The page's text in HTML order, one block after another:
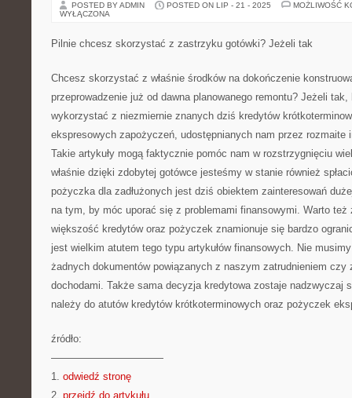
POSTED BY ADMIN POSTED ON LIP - 21 - 2025
MOŻLIWOŚĆ
WYŁĄCZONA
Pilnie chcesz skorzystać z zastrzyku gotówki? Jeżeli tak
Chcesz skorzystać z właśnie środków na dokończenie
przeprowadzenie już od dawna planowanego remontu? Jeżeli tak,
wykorzystać z niezmiernie znanych dziś kredytów
ekspresowych zapożyczeń, udostępnianych nam przez rozmaite
Takie artykuły mogą faktycznie pomóc nam w rozstrzygnięciu
właśnie dzięki zdobytej gotówce jesteśmy w stanie również
pożyczka dla zadłużonych jest dziś obiektem zainteresowań
na tym, by móc uporać się z problemami finansowymi. Warto
większość kredytów oraz pożyczek znamionuje się bardzo
jest wielkim atutem tego typu artykułów finansowych. Nie
żadnych dokumentów powiązanych z naszym zatrudnieniem
dochodami. Także sama decyzja kredytowa zostaje nadzwyczaj
należy do atutów kredytów krótkoterminowych oraz pożyczek
źródło:
———————————
1. odwiedź stronę
2. przejdź do artykułu